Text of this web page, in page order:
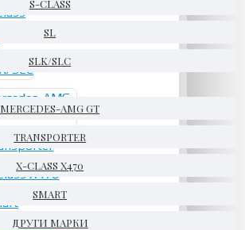
S-CLASS
SL
SLK/SLC
MERCEDES-AMG GT
TRANSPORTER
X-CLASS X470
SMART
ДРУГИ МАРКИ